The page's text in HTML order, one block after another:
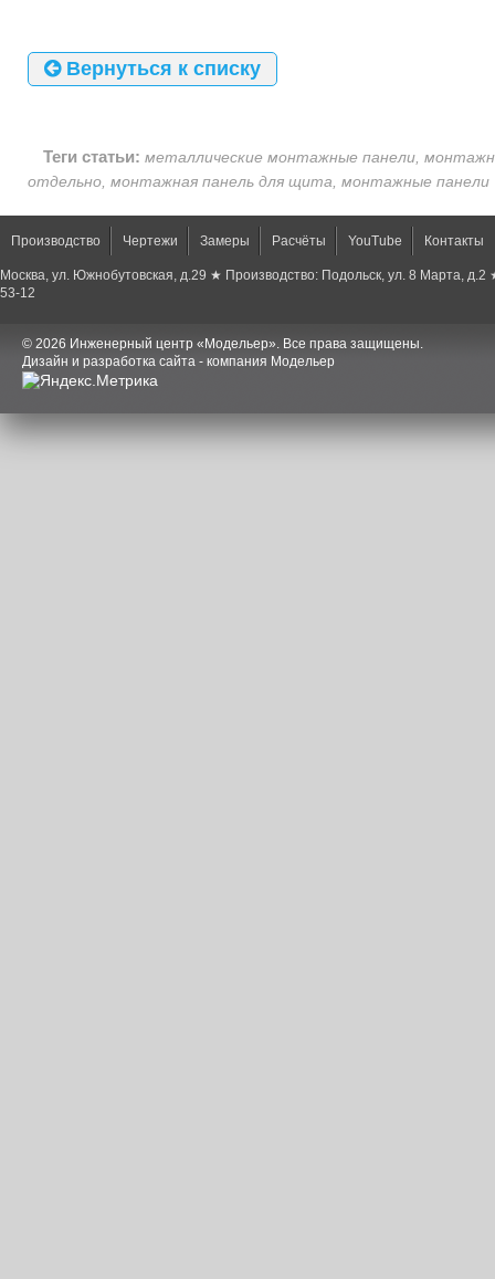
Вернуться к списку
Теги статьи: металлические монтажные панели,
отдельно, монтажная панель для щита, монтажные панели
Производство Чертежи Замеры Расчёты YouTube Контакты
Москва, ул. Южнобутовская, д.29 ★ Производство: Подольск, ул. 8 Марта,
53-12
© 2026 Инженерный центр «Модельер». Все права защищены.
Дизайн и разработка сайта - компания Модельер